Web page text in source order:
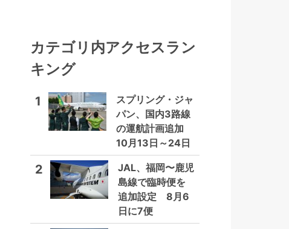
カテゴリ内アクセスラン
キング
1
スプリング・ジャ
パン、国内3路線
の運航計画追加
10月13日～24日
2
JAL、福岡〜鹿児
島線で臨時便を
追加設定 8月6
日に7便